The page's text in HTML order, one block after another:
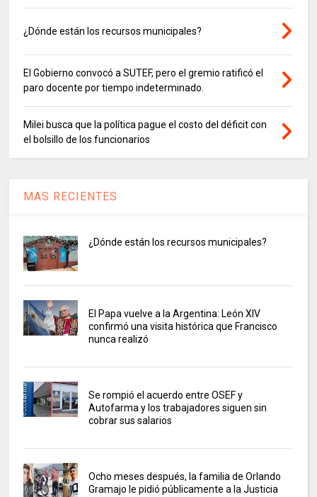
¿Dónde están los recursos municipales?
El Gobierno convocó a SUTEF, pero el gremio ratificó el
paro docente por tiempo indeterminado.
Milei busca que la política pague el costo del déficit con
el bolsillo de los funcionarios
MAS RECIENTES
¿Dónde están los recursos municipales?
El Papa vuelve a la Argentina: León XIV
confirmó una visita histórica que Francisco
nunca realizó
Se rompió el acuerdo entre OSEF y
Autofarma y los trabajadores siguen sin
cobrar sus salarios
Ocho meses después, la familia de Orlando
Gramajo le pidió públicamente a la Justicia